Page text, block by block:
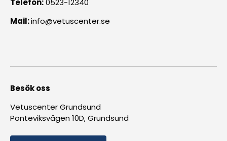
Telefon:0523-12340
Mail:info@vetuscenter.se
Besök oss
Vetuscenter Grundsund
Ponteviksvägen 10D, Grundsund